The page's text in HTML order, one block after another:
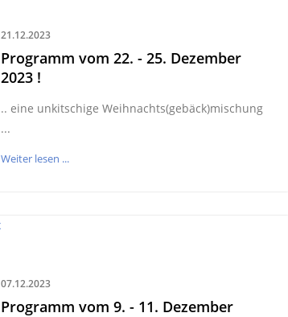
21.12.2023
Programm vom 22. - 25. Dezember
2023 !
.. eine unkitschige Weihnachts(gebäck)mischung
...
Weiter lesen ...
07.12.2023
Programm vom 9. - 11. Dezember